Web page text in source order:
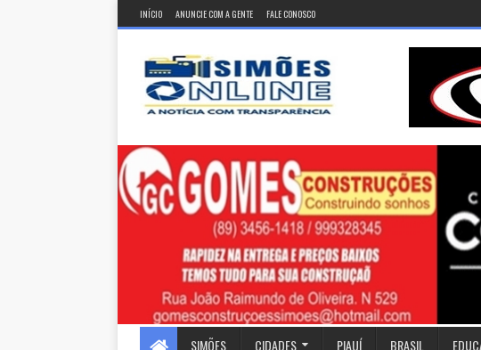
INÍCIO ANUNCIE COM A GENTE FALE CONOSCO
SIMÕES CIDADES PIAUÍ BRASIL